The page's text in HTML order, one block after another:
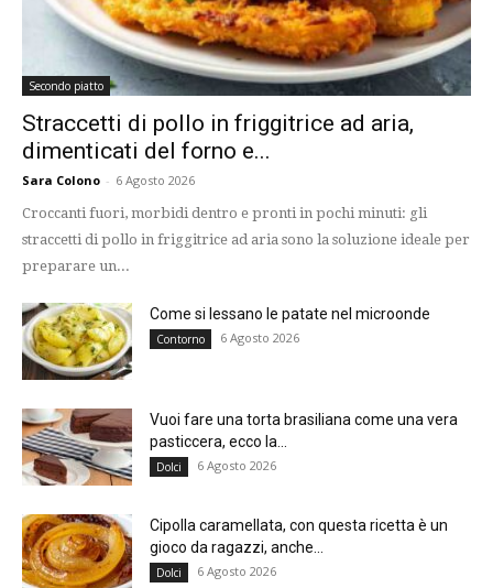
Secondo piatto
Straccetti di pollo in friggitrice ad aria,
dimenticati del forno e...
Sara Colono - 6 Agosto 2026
Croccanti fuori, morbidi dentro e pronti in pochi minuti: gli
straccetti di pollo in friggitrice ad aria sono la soluzione ideale per
preparare un...
Come si lessano le patate nel microonde
Contorno 6 Agosto 2026
Vuoi fare una torta brasiliana come una vera
pasticcera, ecco la...
Dolci 6 Agosto 2026
Cipolla caramellata, con questa ricetta è un
gioco da ragazzi, anche...
Dolci 6 Agosto 2026